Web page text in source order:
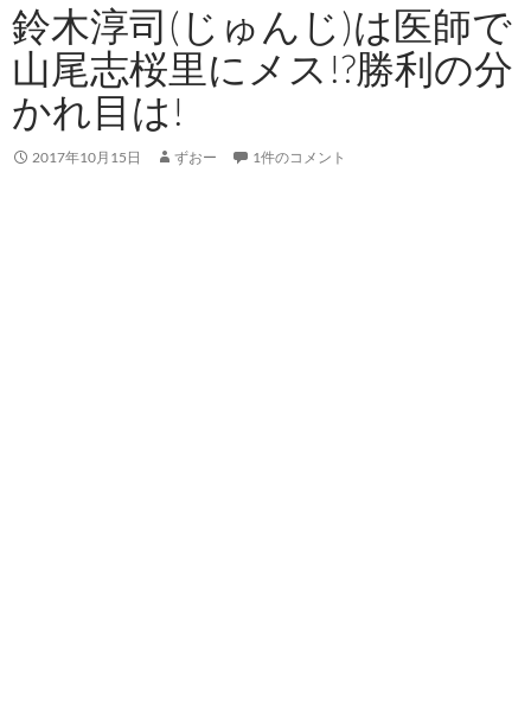
鈴木淳司(じゅんじ)は医師で
山尾志桜里にメス!?勝利の分
かれ目は!
2017年10月15日 ずおー 1件のコメント